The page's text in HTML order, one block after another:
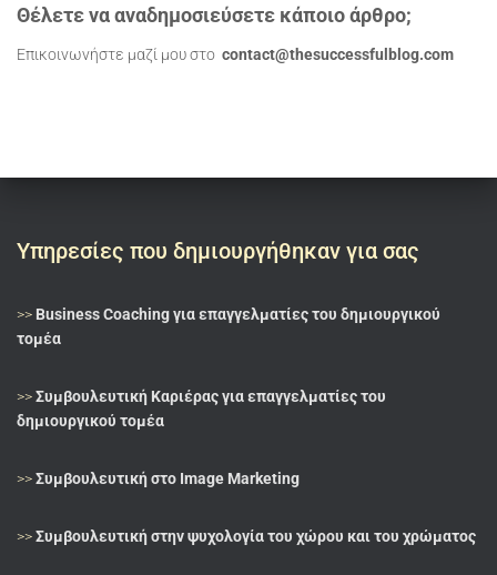
Θέλετε να αναδημοσιεύσετε κάποιο άρθρο;
Επικοινωνήστε μαζί μου στο contact@thesuccessfulblog.com
Υπηρεσίες που δημιουργήθηκαν για σας
>> Business Coaching για επαγγελματίες του δημιουργικού
τομέα
>>Συμβουλευτική Καριέρας για επαγγελματίες του
δημιουργικού τομέα
>>Συμβουλευτική στο Image Marketing
>>Συμβουλευτική στην ψυχολογία του χώρου και του χρώματος